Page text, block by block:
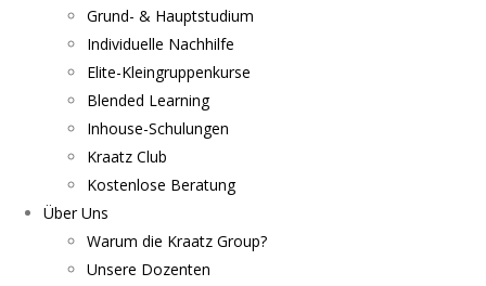
Grund- & Hauptstudium
Individuelle Nachhilfe
Elite-Kleingruppenkurse
Blended Learning
Inhouse-Schulungen
Kraatz Club
Kostenlose Beratung
Über Uns
Warum die Kraatz Group?
Unsere Dozenten